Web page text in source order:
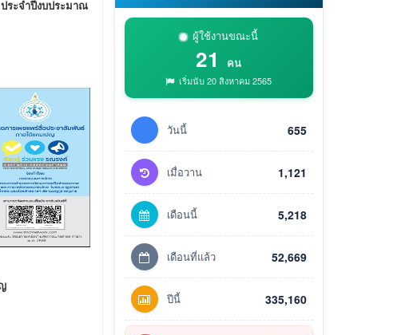
ระจำปีงบประมาณ
ผู้ใช้งานขณะนี้
21 คน
เริ่มนับ 20 สิงหาคม 2565
วันนี้ 655
เมื่อวาน 1,121
เดือนนี้ 5,218
เดือนที่แล้ว 52,669
ปีนี้ 335,160